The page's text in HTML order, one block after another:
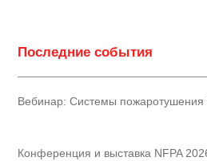
Последние события
Вебинар: Системы пожаротушения
Конференция и выставка NFPA